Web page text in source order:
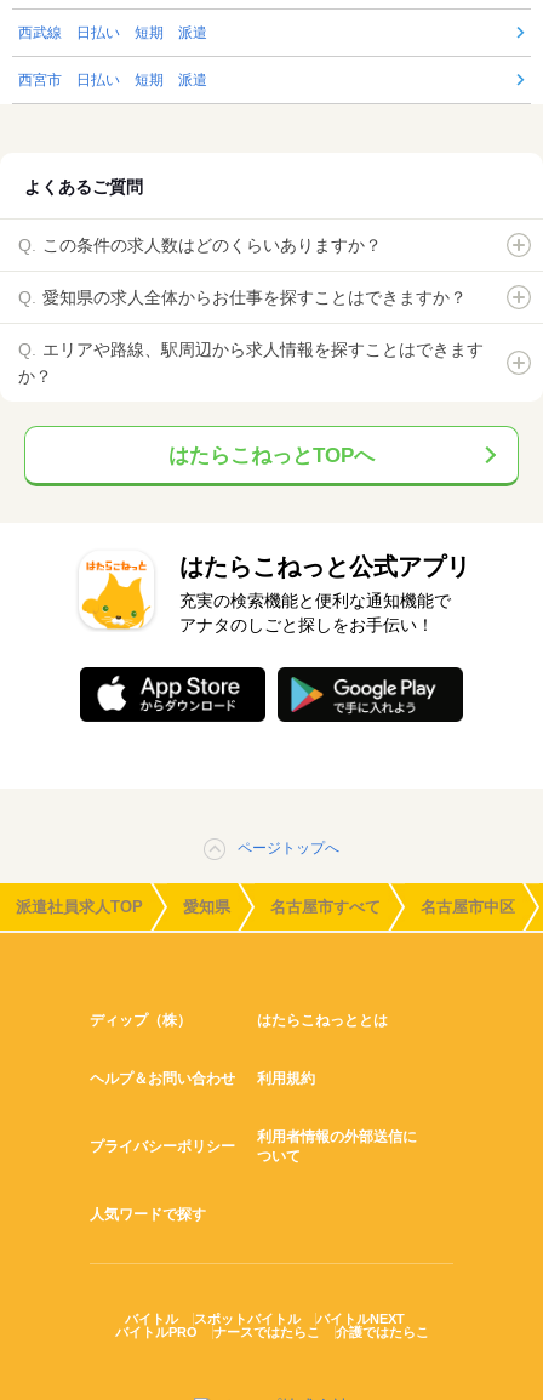
西武線 日払い 短期 派遣
西宮市 日払い 短期 派遣
よくあるご質問
この条件の求人数はどのくらいありますか？
愛知県の求人全体からお仕事を探すことはできますか？
エリアや路線、駅周辺から求人情報を探すことはできます
か？
はたらこねっとTOPへ
はたらこねっと公式アプリ
充実の検索機能と便利な通知機能で
アナタのしごと探しをお手伝い！
ページトップへ
派遣社員求人TOP 愛知県 名古屋市すべて 名古屋市中区
ディップ（株） はたらこねっととは
ヘルプ＆お問い合わせ 利用規約
プライバシーポリシー
利用者情報の外部送信に
ついて
人気ワードで探す
バイトル スポットバイトル
バイトルNEXT
バイトルPRO
ナースではたらこ 介護ではたらこ